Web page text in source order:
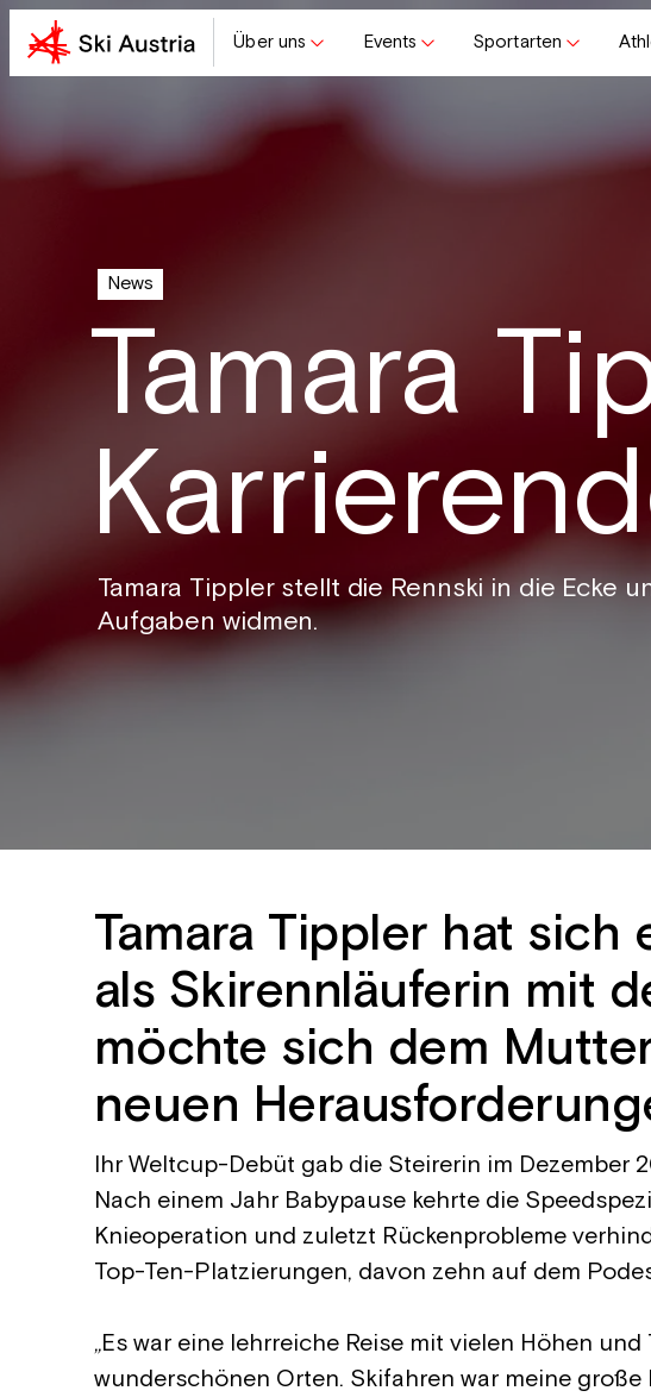
Über uns Events Sportarten
News
Tamara
Tamara Tippler stellt die Rennski in die Ecke
Aufgaben widmen.
Tamara Tippler hat
als Skirennläuferin mit
möchte sich dem
neuen
Ihr Weltcup-Debüt gab die Steirerin im Dezember
Nach einem Jahr Babypause kehrte die
Knieoperation und zuletzt Rückenprobleme
Top-Ten-Platzierungen, davon zehn auf dem
„Es war eine lehrreiche Reise mit vielen Höhen
wunderschönen Orten. Skifahren war meine